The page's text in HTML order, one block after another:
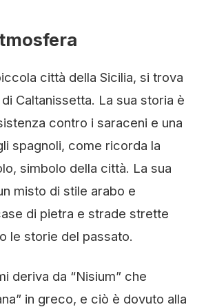
città della Sicilia, si trova
Caltanissetta. La sua storia è
contro i saraceni e una
spagnoli, come ricorda la
simbolo della città. La sua
misto di stile arabo e
di pietra e strade strette
le storie del passato.
deriva da “Nisium” che
in greco, e ciò è dovuto alla